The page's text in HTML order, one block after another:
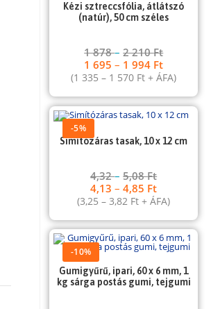
Kézi sztreccsfólia, átlátszó
(natúr), 50 cm széles
1 878–2 210Ft
1 695– 1 994 Ft
(1 335– 1 570 Ft + ÁFA)
-5%
Simítózáras tasak, 10 x 12 cm
4,32–5,08Ft
4,13–4,85 Ft
(3,25–3,82 Ft + ÁFA)
-10%
Gumigyűrű, ipari, 60 x 6 mm, 1
kg sárga postás gumi, tejgumi